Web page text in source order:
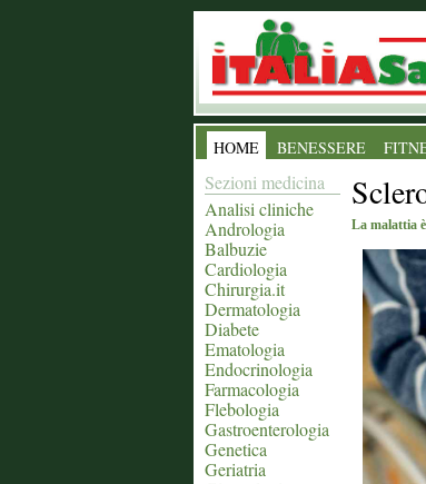
HOME BENESSERE
Sezioni medicina
Analisi cliniche
Andrologia
Balbuzie
Cardiologia
Chirurgia.it
Dermatologia
Diabete
Ematologia
Endocrinologia
Farmacologia
Flebologia
Gastroenterologia
Genetica
Geriatria
La malattia